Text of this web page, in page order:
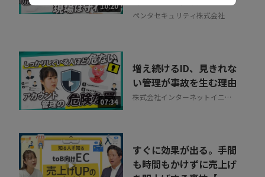
10:20
ペンタセキュリティ株式会社
07:34
増え続けるID、見きれな
い管理が事故を生む理由
株式会社インターネットイニシ
すぐに効果が出る。手間
も時間もかけずに売上げ